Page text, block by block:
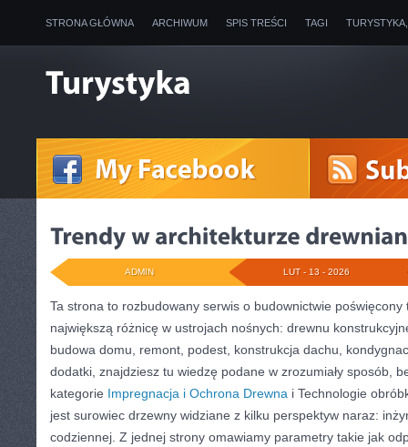
STRONA GŁÓWNA ARCHIWUM SPIS TREŚCI TAGI
LUT - 13 - 2026
ADMIN
Ta strona to rozbudowany serwis o budownictwie
największą różnicę w ustrojach nośnych: drewnu
budowa domu, remont, podest, konstrukcja dachu,
dodatki, znajdziesz tu wiedzę podane w zrozumiały sposób,
kategorie Impregnacja i Ochrona Drewna i Technologie
jest surowiec drzewny widziane z kilku perspektyw naraz:
codziennej. Z jednej strony omawiamy parametry takie jak